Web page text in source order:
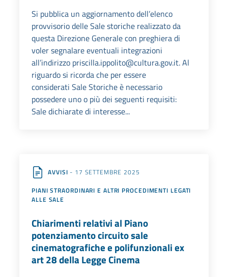
Si pubblica un aggiornamento dell’elenco
provvisorio delle Sale storiche realizzato da
questa Direzione Generale con preghiera di
voler segnalare eventuali integrazioni
all’indirizzo priscilla.ippolito@cultura.gov.it. Al
riguardo si ricorda che per essere
considerati Sale Storiche è necessario
possedere uno o più dei seguenti requisiti:
Sale dichiarate di interesse...
AVVISI - 17 SETTEMBRE 2025
PIANI STRAORDINARI E ALTRI PROCEDIMENTI LEGATI
ALLE SALE
Chiarimenti relativi al Piano
potenziamento circuito sale
cinematografiche e polifunzionali ex
art 28 della Legge Cinema